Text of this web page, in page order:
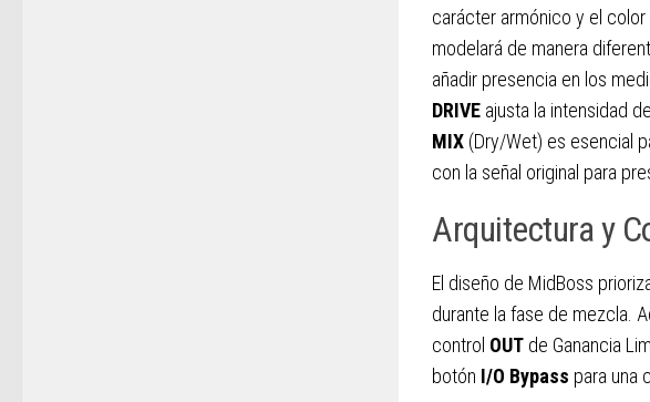
carácter armónico y el
modelará de manera
añadir presencia en los
DRIVE ajusta la intensidad
MIX (Dry/Wet) es esencial
con la señal original para
Arquitectura y
El diseño de MidBoss
durante la fase de mezcla.
control OUT de Ganancia
botón I/O Bypass para una